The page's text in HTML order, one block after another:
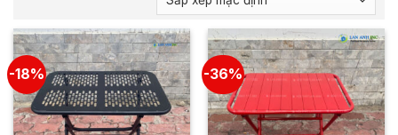
-18% -36%